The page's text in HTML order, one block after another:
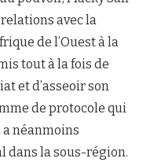
avec la
de l’Ouest à la
tout à la fois de
et d’asseoir son
de protocole qui
a néanmoins
dans la sous-région.